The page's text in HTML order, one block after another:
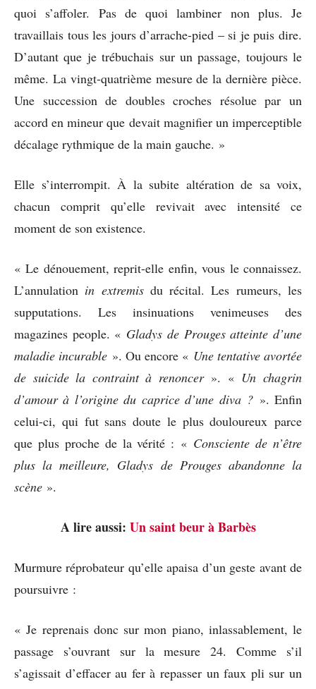
quoi s’affoler. Pas de quoi lambiner non plus. Je
travaillais tous les jours d’arrache-pied – si je puis dire.
D’autant que je trébuchais sur un passage, toujours le
même. La vingt-quatrième mesure de la dernière pièce.
Une succession de doubles croches résolue par un
accord en mineur que devait magnifier un imperceptible
décalage rythmique de la main gauche. »
Elle s’interrompit. À la subite altération de sa voix,
chacun comprit qu’elle revivait avec intensité ce
moment de son existence.
« Le dénouement, reprit-elle enfin, vous le connaissez.
L’annulation in extremisdu récital. Les rumeurs, les
supputations. Les insinuations venimeuses des
magazines people. « Gladys de Prouges atteinte d’une
maladie incurable ». Ou encore « Une tentative avortée
de suicide la contraint à renoncer». « Un chagrin
d’amour à l’origine du caprice d’une diva ? ». Enfin
celui-ci, qui fut sans doute le plus douloureux parce
que plus proche de la vérité : « Consciente de n’être
plus la meilleure, Gladys de Prouges abandonne la
scène ».
A lire aussi: Un saint beur à Barbès
Murmure réprobateur qu’elle apaisa d’un geste avant de
poursuivre :
« Je reprenais donc sur mon piano, inlassablement, le
passage s’ouvrant sur la mesure 24. Comme s’il
s’agissait d’effacer au fer à repasser un faux pli sur un